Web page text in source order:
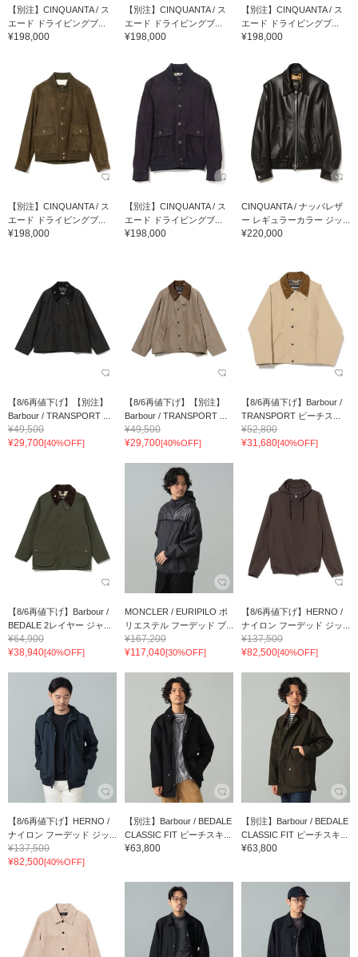
【別注】CINQUANTA / ス
エード ドライビングブ...
¥198,000
【別注】CINQUANTA / ス
エード ドライビングブ...
¥198,000
【別注】CINQUANTA / ス
エード ドライビングブ...
¥198,000
【別注】CINQUANTA / ス
エード ドライビングブ...
¥198,000
【別注】CINQUANTA / ス
エード ドライビングブ...
¥198,000
CINQUANTA / ナッパレザ
ー レギュラーカラー ジッ...
¥220,000
【8/6再値下げ】【別注】
Barbour / TRANSPORT ...
¥49,500
¥29,700[40%OFF]
【8/6再値下げ】【別注】
Barbour / TRANSPORT ...
¥49,500
¥29,700[40%OFF]
【8/6再値下げ】Barbour /
TRANSPORT ピーチス...
¥52,800
¥31,680[40%OFF]
【8/6再値下げ】Barbour /
BEDALE 2レイヤー ジャ...
¥64,900
¥38,940[40%OFF]
MONCLER / EURIPILO ポ
リエステル フーデッド ブ...
¥167,200
¥117,040[30%OFF]
【8/6再値下げ】HERNO /
ナイロン フーデッド ジッ...
¥137,500
¥82,500[40%OFF]
【8/6再値下げ】HERNO /
ナイロン フーデッド ジッ...
¥137,500
¥82,500[40%OFF]
【別注】Barbour / BEDALE
CLASSIC FIT ピーチスキ...
¥63,800
【別注】Barbour / BEDALE
CLASSIC FIT ピーチスキ...
¥63,800